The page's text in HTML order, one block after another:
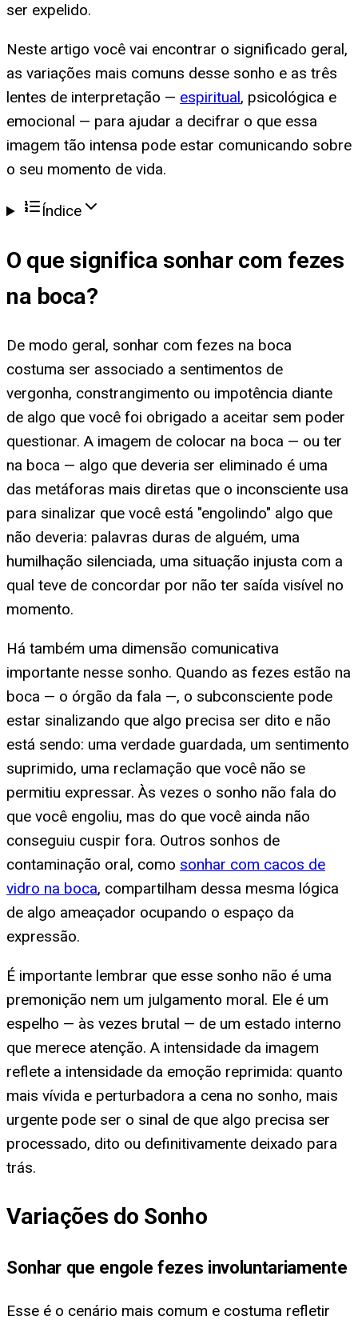
ser expelido.
Neste artigo você vai encontrar o significado geral,
as variações mais comuns desse sonho e as três
lentes de interpretação — espiritual, psicológica e
emocional — para ajudar a decifrar o que essa
imagem tão intensa pode estar comunicando sobre
o seu momento de vida.
Índice
O que significa sonhar com fezes
na boca?
De modo geral, sonhar com fezes na boca
costuma ser associado a sentimentos de
vergonha, constrangimento ou impotência diante
de algo que você foi obrigado a aceitar sem poder
questionar. A imagem de colocar na boca — ou ter
na boca — algo que deveria ser eliminado é uma
das metáforas mais diretas que o inconsciente usa
para sinalizar que você está "engolindo" algo que
não deveria: palavras duras de alguém, uma
humilhação silenciada, uma situação injusta com a
qual teve de concordar por não ter saída visível no
momento.
Há também uma dimensão comunicativa
importante nesse sonho. Quando as fezes estão na
boca — o órgão da fala —, o subconsciente pode
estar sinalizando que algo precisa ser dito e não
está sendo: uma verdade guardada, um sentimento
suprimido, uma reclamação que você não se
permitiu expressar. Às vezes o sonho não fala do
que você engoliu, mas do que você ainda não
conseguiu cuspir fora. Outros sonhos de
contaminação oral, como sonhar com cacos de
vidro na boca, compartilham dessa mesma lógica
de algo ameaçador ocupando o espaço da
expressão.
É importante lembrar que esse sonho não é uma
premonição nem um julgamento moral. Ele é um
espelho — às vezes brutal — de um estado interno
que merece atenção. A intensidade da imagem
reflete a intensidade da emoção reprimida: quanto
mais vívida e perturbadora a cena no sonho, mais
urgente pode ser o sinal de que algo precisa ser
processado, dito ou definitivamente deixado para
trás.
Variações do Sonho
Sonhar que engole fezes involuntariamente
Esse é o cenário mais comum e costuma refletir